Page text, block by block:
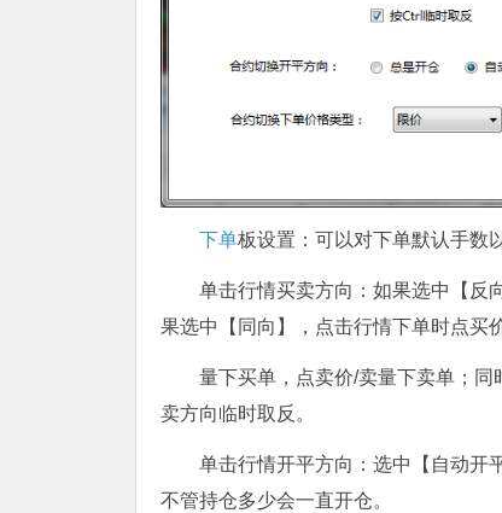
下单板设置：可以对下单默认手数
单击行情买卖方向：如果选中【反
果选中【同向】，点击行情下单时点买
量下买单，点卖价/卖量下卖单；
卖方向临时取反。
单击行情开平方向：选中【自动开
不管持仓多少会一直开仓。